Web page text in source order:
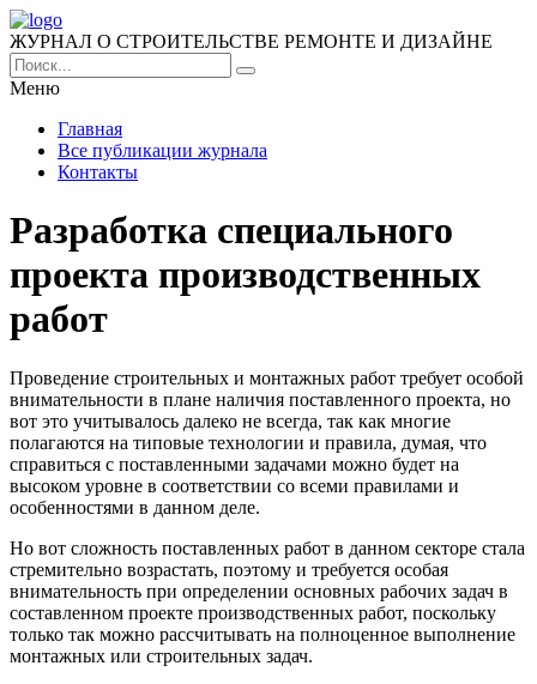
ЖУРНАЛ О СТРОИТЕЛЬСТВЕ РЕМОНТЕ И ДИЗАЙНЕ
Меню
Главная
Все публикации журнала
Контакты
Разработка специального
проекта производственных
работ
Проведение строительных и монтажных работ требует особой
внимательности в плане наличия поставленного проекта, но
вот это учитывалось далеко не всегда, так как многие
полагаются на типовые технологии и правила, думая, что
справиться с поставленными задачами можно будет на
высоком уровне в соответствии со всеми правилами и
особенностями в данном деле.
Но вот сложность поставленных работ в данном секторе стала
стремительно возрастать, поэтому и требуется особая
внимательность при определении основных рабочих задач в
составленном проекте производственных работ, поскольку
только так можно рассчитывать на полноценное выполнение
монтажных или строительных задач.